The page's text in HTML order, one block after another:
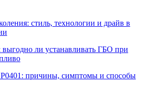
стиль, технологии и драйв в
выгодно ли устанавливать ГБО при
причины, симптомы и способы